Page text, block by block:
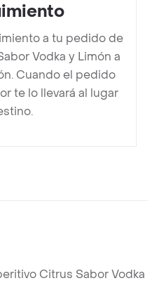
a tu pedido de
Vodka y Limón a
Cuando el pedido
te lo llevará al lugar
Citrus Sabor Vodka y